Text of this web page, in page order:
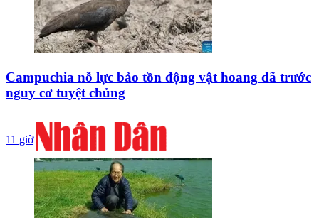
Campuchia nỗ lực bảo tồn động vật hoang dã trước
nguy cơ tuyệt chủng
11 giờ